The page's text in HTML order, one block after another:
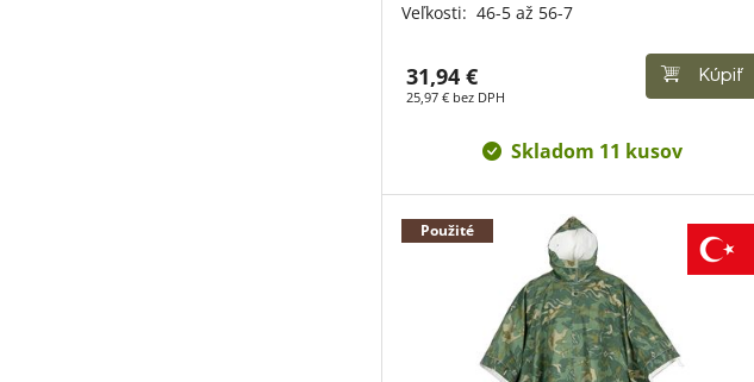
Veľkosti: 46-5 až 56-7
31,94 €
25,97 € bez DPH
Kúpiť
Skladom 11 kusov
Použité